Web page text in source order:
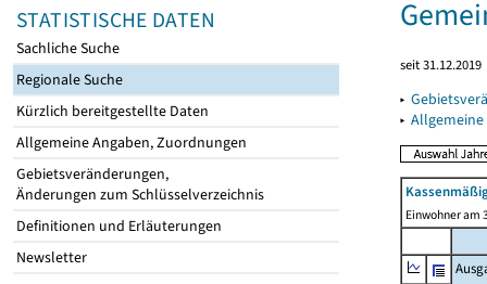
STATISTISCHE DATEN
Sachliche Suche
Regionale Suche
Kürzlich bereitgestellte Daten
Allgemeine Angaben, Zuordnungen
Gebietsveränderungen,
Änderungen zum Schlüsselverzeichnis
Definitionen und Erläuterungen
Newsletter
seit 31.12.2019
▸
▸
Einwohner am